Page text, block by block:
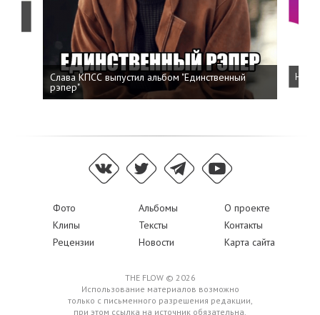
Слава КПСС выпустил альбом "Единственный
рэпер"
Фото Альбомы
О проекте
Клипы
Тексты
Контакты
Рецензии
Новости Карта сайта
THE FLOW © 2026
Использование материалов возможно
только с письменного разрешения редакции,
при этом ссылка на источник обязательна.